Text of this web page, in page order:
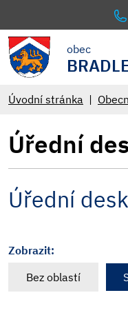
obec
Úvodní stránka
Úřední
Úřední
Zobrazit:
Bez oblastí